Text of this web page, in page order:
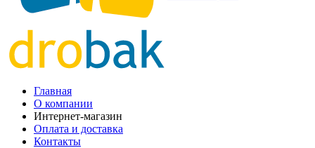
Главная
О компании
Интернет-магазин
Оплата и доставка
Контакты